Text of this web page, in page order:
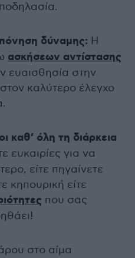
δύναμης: Η
ασκήσεων αντίστασης
ευαισθησία στην
καλύτερο έλεγχο
καθ’ όλη τη διάρκεια
ευκαιρίες για να
είτε πηγαίνετε
κηπουρική είτε
που σας
στο αίμα